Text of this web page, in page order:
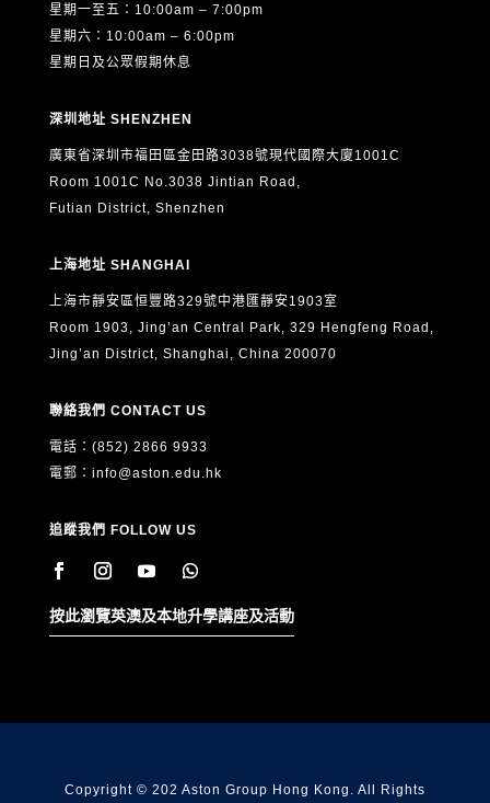
方式如下：
本人已閱讀、明白並同意以上全部內容，並確認所提供的個
星期一至五：10:00am – 7:00pm
星期六：10:00am – 6:00pm
星期日及公眾假期休息
深圳地址 SHENZHEN
廣東省深圳市福田區金田路3038號現代國際大廈1001C
Room 1001C No.3038 Jintian Road,
Futian District, Shenzhen
上海地址 SHANGHAI
上海市靜安區恒豐路329號中港匯靜安1903室
Room 1903, Jing’an Central Park, 329 Hengfeng Road,
Jing’an District, Shanghai, China 200070
聯絡我們 CONTACT US
電話：(852) 2866 9933
電郵： info@aston.edu.hk
追蹤我們 FOLLOW US
按此瀏覽英澳及本地升學講座及活動
Copyright © 202 Aston Group Hong Kong. All Rights